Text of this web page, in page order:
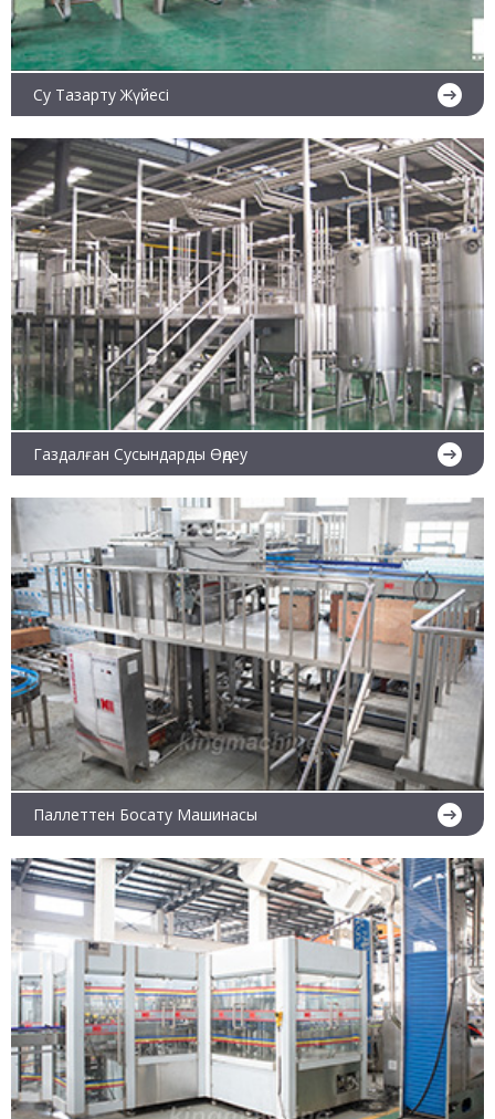
Ары қарай оқу
Су Тазарту Жүйесі
Ары қарай оқу
Газдалған Сусындарды Өңдеу
Ары қарай оқу
Паллеттен Босату Машинасы